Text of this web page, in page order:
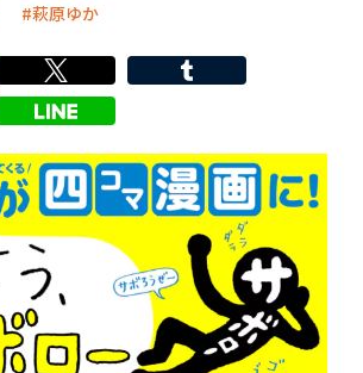
萩原ゆか